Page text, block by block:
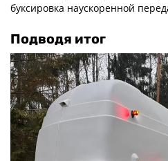
буксировка наускоренной
Подводя итог